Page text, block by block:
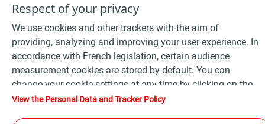
Conditions Générales de Vente Bois -
Conditions Générales de Vente Produits Pétroliers -
Données personnelles - Conditions Générales d’Utilisation
Cookies - Plan du site -
Les sites de la compagnie TotalEnergies
Respect of your privacy
We use cookies and other trackers with the aim of
providing, analyzing and improving your user experience. In
accordance with French legislation, certain audience
measurement cookies are stored by default. You can
change your cookie settings at any time by clicking on the
"Manage my cookies" button. By clicking on the "Accept"
View the Personal Data and Tracker Policy